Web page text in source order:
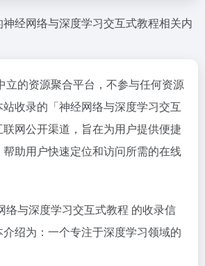
经网络与深度学习交互式教程相关内
立的资源聚合平台，不参与任何资源
收录的「神经网络与深度学习交互
网公开渠道，旨在为用户提供便捷
助用户快速定位和访问所需的在线
络与深度学习交互式教程 的收录信
绍为：一个专注于深度学习领域的